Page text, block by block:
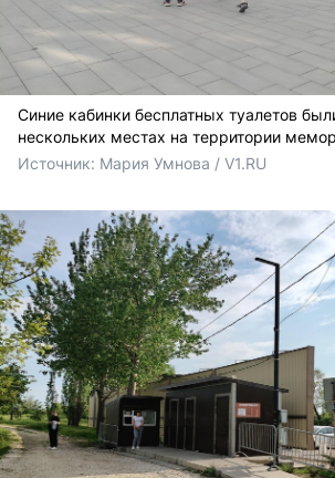
Синие кабинки бесплатных туалетов
нескольких местах на территории
Источник: Мария Умнова / V1.RU